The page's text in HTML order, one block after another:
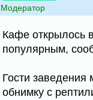
Модератор
Кафе открылось
популярным,
Гости заведения
обнимку с